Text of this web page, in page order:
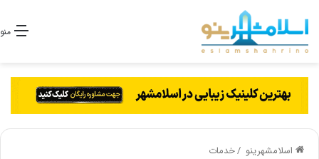
منو
اسلامشهرینو /خدمات